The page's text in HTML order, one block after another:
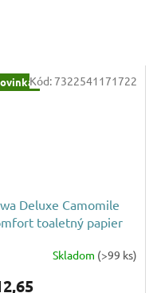
Deluxe Camomile
toaletný papier
Skladom (>99 ks)
Kód: 7322541171722